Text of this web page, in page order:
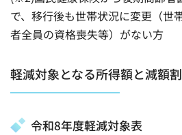
で、移行後も世帯状況に変更（世
者全員の資格喪失等）がない方
軽減対象となる所得額と減額
令和8年度軽減対象表